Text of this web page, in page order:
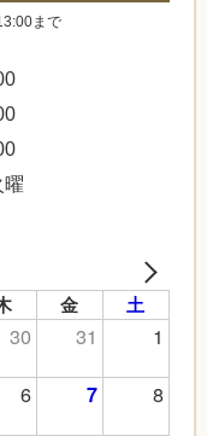
まで
曜
金 土
30 31
1
6 7
8